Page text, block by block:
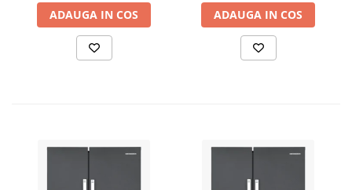
ADAUGA IN COS ADAUGA IN COS